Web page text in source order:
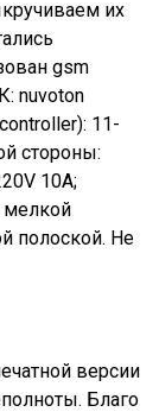
их
gsm
nuvoton
11-
стороны:
10A;
мелкой
полоской. Не
версии
Благо